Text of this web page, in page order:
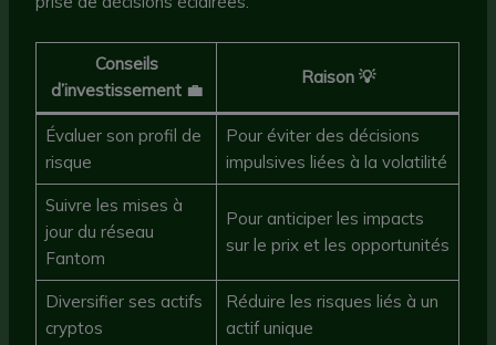
Conseils
d’investissement 💼
Raison 💡
Évaluer son profil de
risque
Pour éviter des décisions
impulsives liées à la volatilité
Suivre les mises à
jour du réseau
Fantom
Pour anticiper les impacts
sur le prix et les opportunités
Diversifier ses actifs
cryptos
Réduire les risques liés à un
actif unique